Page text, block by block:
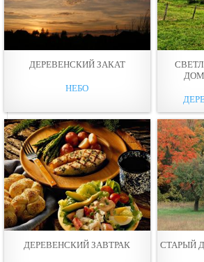
ДЕРЕВЕНСКИЙ ЗАКАТ
НЕБО
ДЕРЕВЕНСКИЙ ЗАВТРАК
СТАРЫЙ